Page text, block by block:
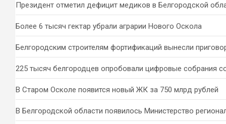
Президент отметил дефицит медиков в Белгородской
Более 6 тысяч гектар убрали аграрии Нового Оскола
Белгородским строителям фортификаций вынесли
225 тысяч белгородцев опробовали цифровые собрания
В Старом Осколе появится новый ЖК за 750 млрд рублей
В Белгородской области появилось Министерство